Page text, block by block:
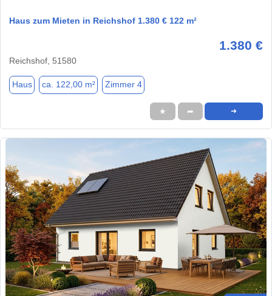
Haus zum Mieten in Reichshof 1.380 € 122 m²
1.380 €
Reichshof, 51580
Haus ca. 122,00 m² Zimmer 4
★ ➦ ➜